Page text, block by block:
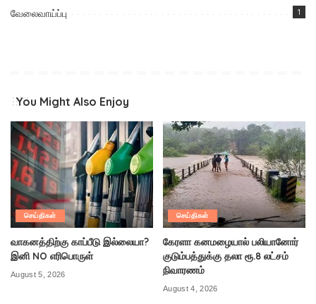
வேலைவாய்ப்பு 1
You Might Also Enjoy
செய்திகள்
வாகனத்திற்கு காப்பீடு இல்லையா?
இனி NO எரிபொருள்
August 5, 2026
செய்திகள்
கேரளா கனமழையால் பலியானோர்
குடும்பத்துக்கு தலா ரூ.8 லட்சம்
நிவாரணம்
August 4, 2026